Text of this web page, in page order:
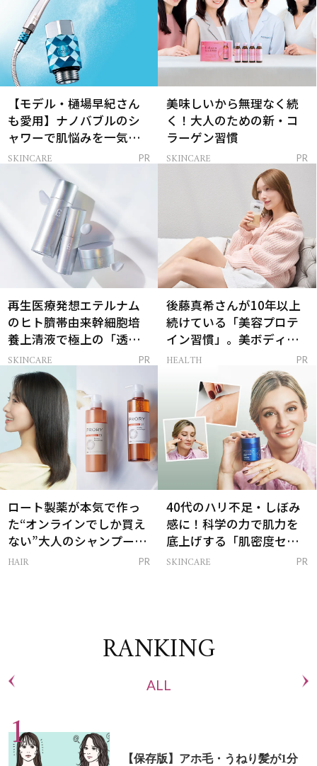
【モデル・樋場早紀さん
も愛用】ナノバブルのシ
ャワーで肌悩みを一気に
解決
SKINCARE PR
美味しいから無理なく続
く！大人のための新・コ
ラーゲン習慣
SKINCARE PR
再生医療発想エテルナム
のヒト臍帯由来幹細胞培
養上清液で極上の「透明
感ハリ肌」へ
SKINCARE PR
後藤真希さんが10年以上
続けている「美容プロテ
イン習慣」。美ボディを
支える朝ルーティンと
HEALTH PR
ロート製薬が本気で作っ
た“オンラインでしか買え
ない”大人のシャンプー＆
トリートメントって？
HAIR PR
40代のハリ不足・しぼみ
感に！科学の力で肌力を
底上げする「肌密度セラ
ム」
SKINCARE PR
RANKING
ALL
【保存版】アホ毛・うねり髪が1分